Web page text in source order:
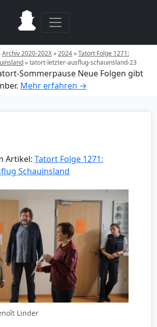
Archiv 2020-202X»2024»Tatort Folge 1271:
»tatort-letzter-ausflug-schauinsland-23
Sommerpause Neue Folgen gibt
Mehr erfahren →
Artikel: Tatort Folge 1271:
Schauinsland
Linder